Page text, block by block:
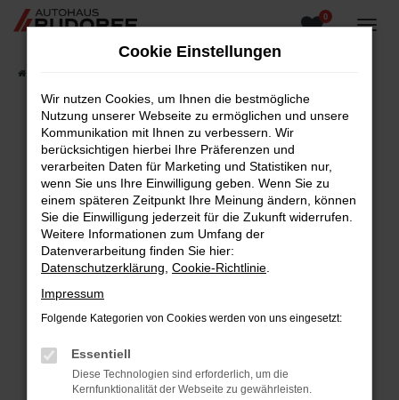
Zum
0
Fehler: Network Error
Beim Laden ist ein Fehler aufgetreten.
Hier sind ein paar Tipps, die dir helfen können:
Überprüfe deine Firewall und deine
Internetverbindung.
Laden andere Webseiten, zum Beispiel deine
Suchmaschine?
Prüfe deine Browsererweiterungen.
Manche Erweiterungen, wie Werbeblocker,
können das Laden bestimmter Seiten
verhindern. Funktioniert die Seite in einem
Cookie Einstellungen
Wir nutzen Cookies, um Ihnen die bestmögliche
Nutzung unserer Webseite zu ermöglichen und unsere
Kommunikation mit Ihnen zu verbessern. Wir
berücksichtigen hierbei Ihre Präferenzen und
verarbeiten Daten für Marketing und Statistiken nur,
wenn Sie uns Ihre Einwilligung geben. Wenn Sie zu
einem späteren Zeitpunkt Ihre Meinung ändern, können
Sie die Einwilligung jederzeit für die Zukunft widerrufen.
Weitere Informationen zum Umfang der
Datenverarbeitung finden Sie hier:
Datenschutzerklärung Cookie-Richtlinie
Impressum
Folgende Kategorien von Cookies werden von uns eingesetzt:
Essentiell
Diese Technologien sind erforderlich, um die
Kernfunktionalität der Webseite zu gewährleisten.